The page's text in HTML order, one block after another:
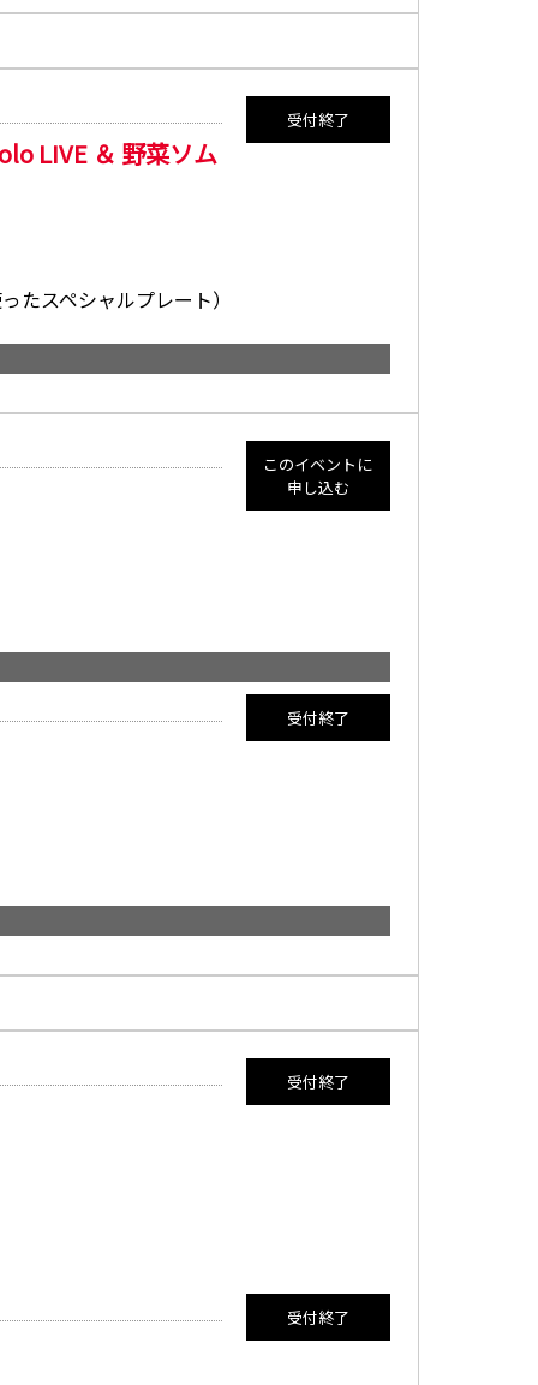
LIVE ＆ 野菜ソム
たスペシャルプレート）
受付終了
このイベントに
申し込む
満員御礼
受付終了
満員御礼
受付終了
満員御礼
受付終了